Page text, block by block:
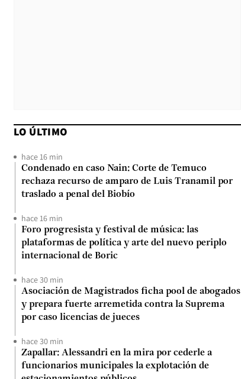
LO ÚLTIMO
hace 16 min
Condenado en caso Nain: Corte de Temuco
rechaza recurso de amparo de Luis Tranamil por
traslado a penal del Biobío
hace 16 min
Foro progresista y festival de música: las
plataformas de política y arte del nuevo periplo
internacional de Boric
hace 30 min
Asociación de Magistrados ficha pool de abogados
y prepara fuerte arremetida contra la Suprema
por caso licencias de jueces
hace 30 min
Zapallar: Alessandri en la mira por cederle a
funcionarios municipales la explotación de